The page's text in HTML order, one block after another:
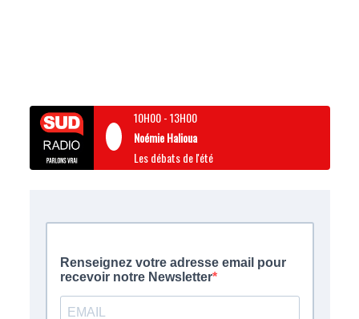
10H00-13H00
Noémie Halioua
Les débats de l'été